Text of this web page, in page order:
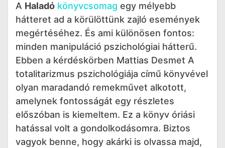
A Haladó könyvcsomag egy mélyebb
hátteret ad a körülöttünk zajló események
megértéséhez. És ami különösen fontos:
minden manipuláció pszichológiai hátterű.
Ebben a kérdéskörben Mattias Desmet A
totalitarizmus pszichológiája című könyvével
olyan maradandó remekművet alkotott,
amelynek fontosságát egy részletes
előszóban is kiemeltem. Ez a könyv óriási
hatással volt a gondolkodásomra. Biztos
vagyok benne, hogy akárki is olvassa majd,